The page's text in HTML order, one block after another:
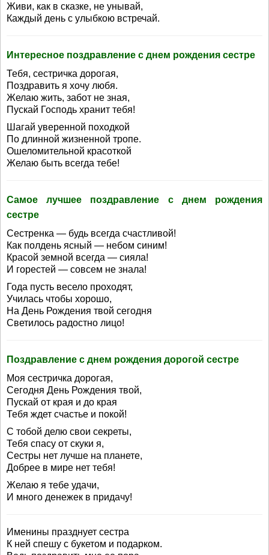
Живи, как в сказке, не унывай,
Каждый день с улыбкою встречай.
Интересное поздравление с днем рождения сестре
Тебя, сестричка дорогая,
Поздравить я хочу любя.
Желаю жить, забот не зная,
Пускай Господь хранит тебя!
Шагай уверенной походкой
По длинной жизненной тропе.
Ошеломительной красоткой
Желаю быть всегда тебе!
Самое лучшее поздравление с днем рождения
сестре
Сестренка — будь всегда счастливой!
Как полдень ясный — небом синим!
Красой земной всегда — сияла!
И горестей — совсем не знала!
Года пусть весело проходят,
Училась чтобы хорошо,
На День Рождения твой сегодня
Светилось радостно лицо!
Поздравление с днем рождения дорогой сестре
Моя сестричка дорогая,
Сегодня День Рождения твой,
Пускай от края и до края
Тебя ждет счастье и покой!
С тобой делю свои секреты,
Тебя спасу от скуки я,
Сестры нет лучше на планете,
Добрее в мире нет тебя!
Желаю я тебе удачи,
И много денежек в придачу!
Именины празднует сестра
К ней спешу с букетом и подарком.